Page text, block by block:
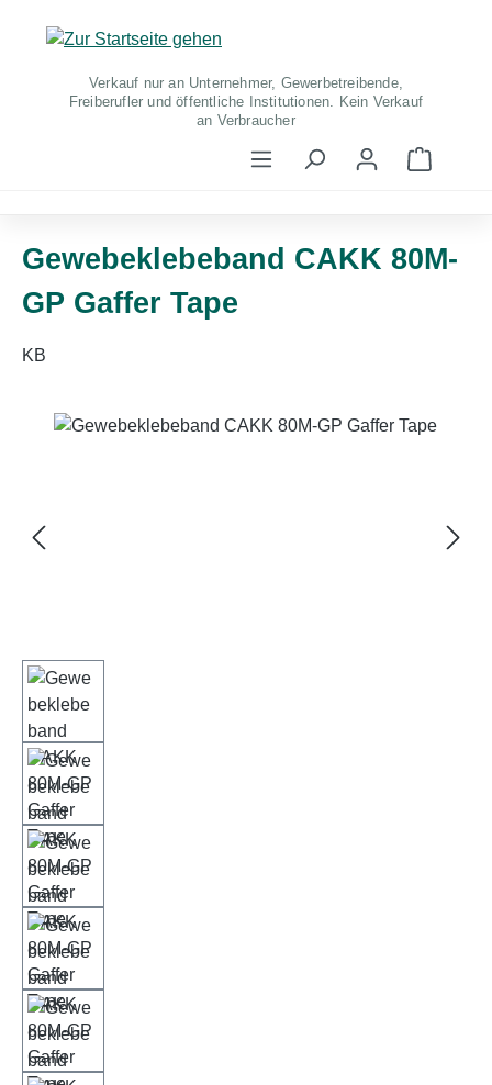
Zum Hauptinhalt springen
Verkauf nur an Unternehmer, Gewerbetreibende,
Freiberufler und öffentliche Institutionen. Kein Verkauf
an Verbraucher
Gewebeklebeband CAKK 80M-
GP Gaffer Tape
KB
Bildergalerie überspringen